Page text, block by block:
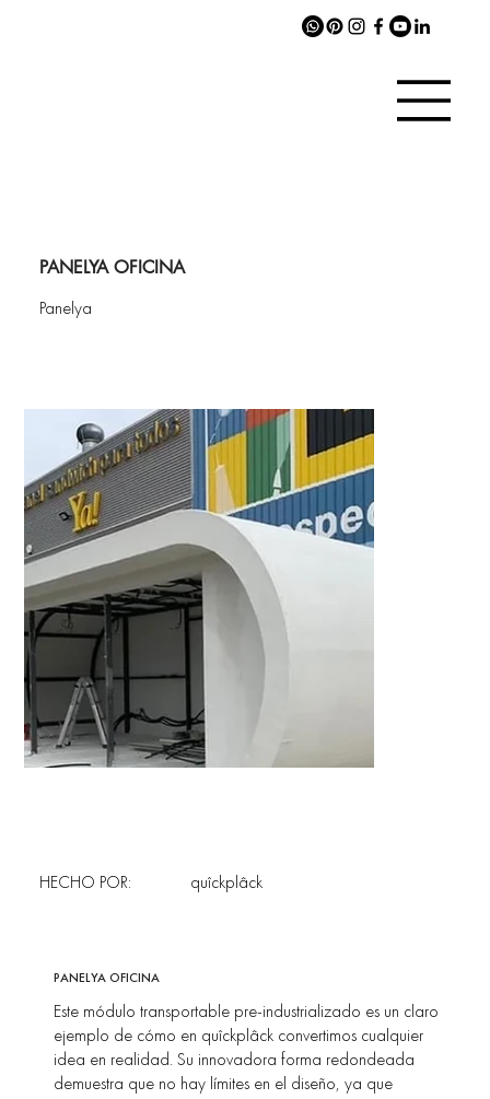
PANELYA OFICINA
Panelya
quîckplâck
HECHO POR:
PANELYA OFICINA
Este módulo transportable pre-industrializado es un claro
ejemplo de cómo en quîckplâck convertimos cualquier
idea en realidad. Su innovadora forma redondeada
demuestra que no hay límites en el diseño, ya que